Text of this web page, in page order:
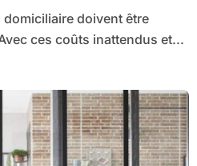
ces coûts inattendus et...